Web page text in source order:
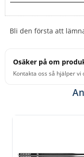
Bli den första att
Osäker på om
Kontakta oss så hjälper